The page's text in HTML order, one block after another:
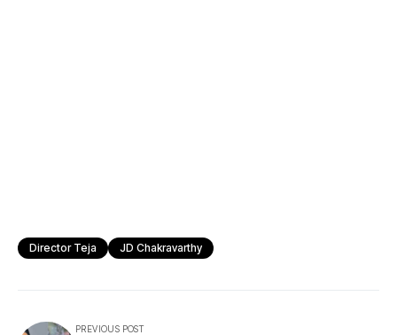
Director Teja JD Chakravarthy
PREVIOUS POST